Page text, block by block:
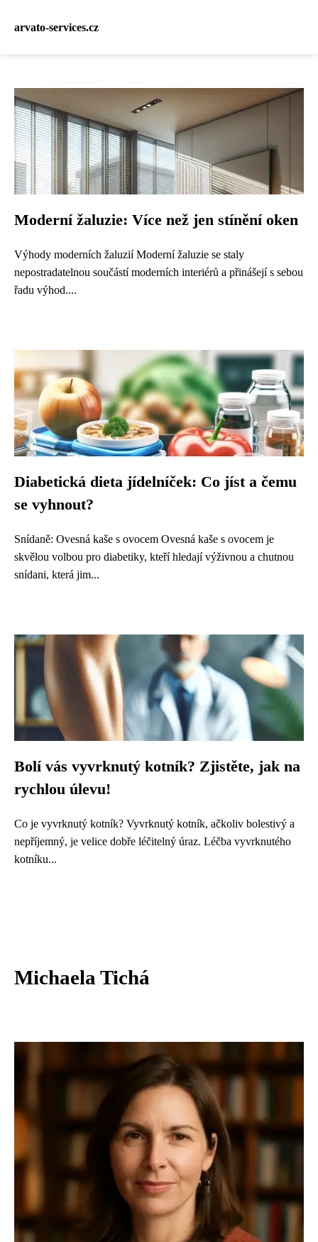
arvato-services.cz
Moderní žaluzie: Více než jen stínění oken
Výhody moderních žaluzií Moderní žaluzie se staly
nepostradatelnou součástí moderních interiérů a přinášejí s sebou
řadu výhod....
Diabetická dieta jídelníček: Co jíst a čemu
se vyhnout?
Snídaně: Ovesná kaše s ovocem Ovesná kaše s ovocem je
skvělou volbou pro diabetiky, kteří hledají výživnou a chutnou
snídani, která jim...
Bolí vás vyvrknutý kotník? Zjistěte, jak na
rychlou úlevu!
Co je vyvrknutý kotník? Vyvrknutý kotník, ačkoliv bolestivý a
nepříjemný, je velice dobře léčitelný úraz. Léčba vyvrknutého
kotníku...
Michaela Tichá